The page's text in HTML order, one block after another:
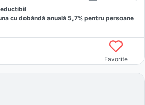
cu dobăndă anuală 5,7% pentru persoane
Favorite